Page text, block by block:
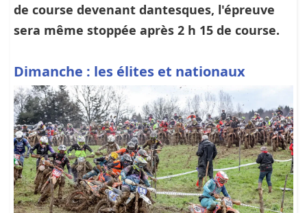
de course devenant dantesques, l'épreuve
sera même stoppée après 2 h 15 de course.
Dimanche : les élites et nationaux